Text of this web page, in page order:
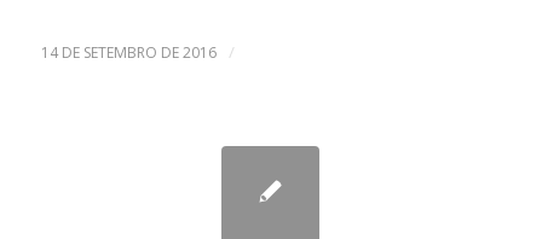
14 DE SETEMBRO DE 2016 /